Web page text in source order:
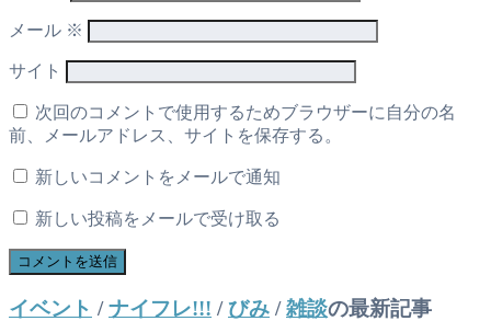
メール ※
サイト
次回のコメントで使用するためブラウザーに自分の名
前、メールアドレス、サイトを保存する。
新しいコメントをメールで通知
新しい投稿をメールで受け取る
イベント /ナイフレ!!! /びみ /雑談の最新記事